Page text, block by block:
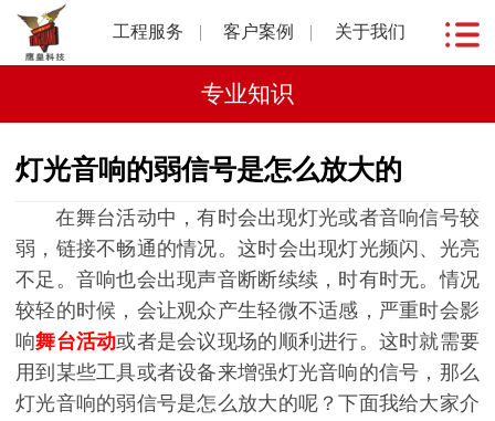
工程服务 客户案例 关于我们
专业知识
灯光音响的弱信号是怎么放大的
在舞台活动中，有时会出现灯光或者音响信号较
弱，链接不畅通的情况。这时会出现灯光频闪、光亮
不足。音响也会出现声音断断续续，时有时无。情况
较轻的时候，会让观众产生轻微不适感，严重时会影
响舞台活动或者是会议现场的顺利进行。这时就需要
用到某些工具或者设备来增强灯光音响的信号，那么
灯光音响的弱信号是怎么放大的呢？下面我给大家介